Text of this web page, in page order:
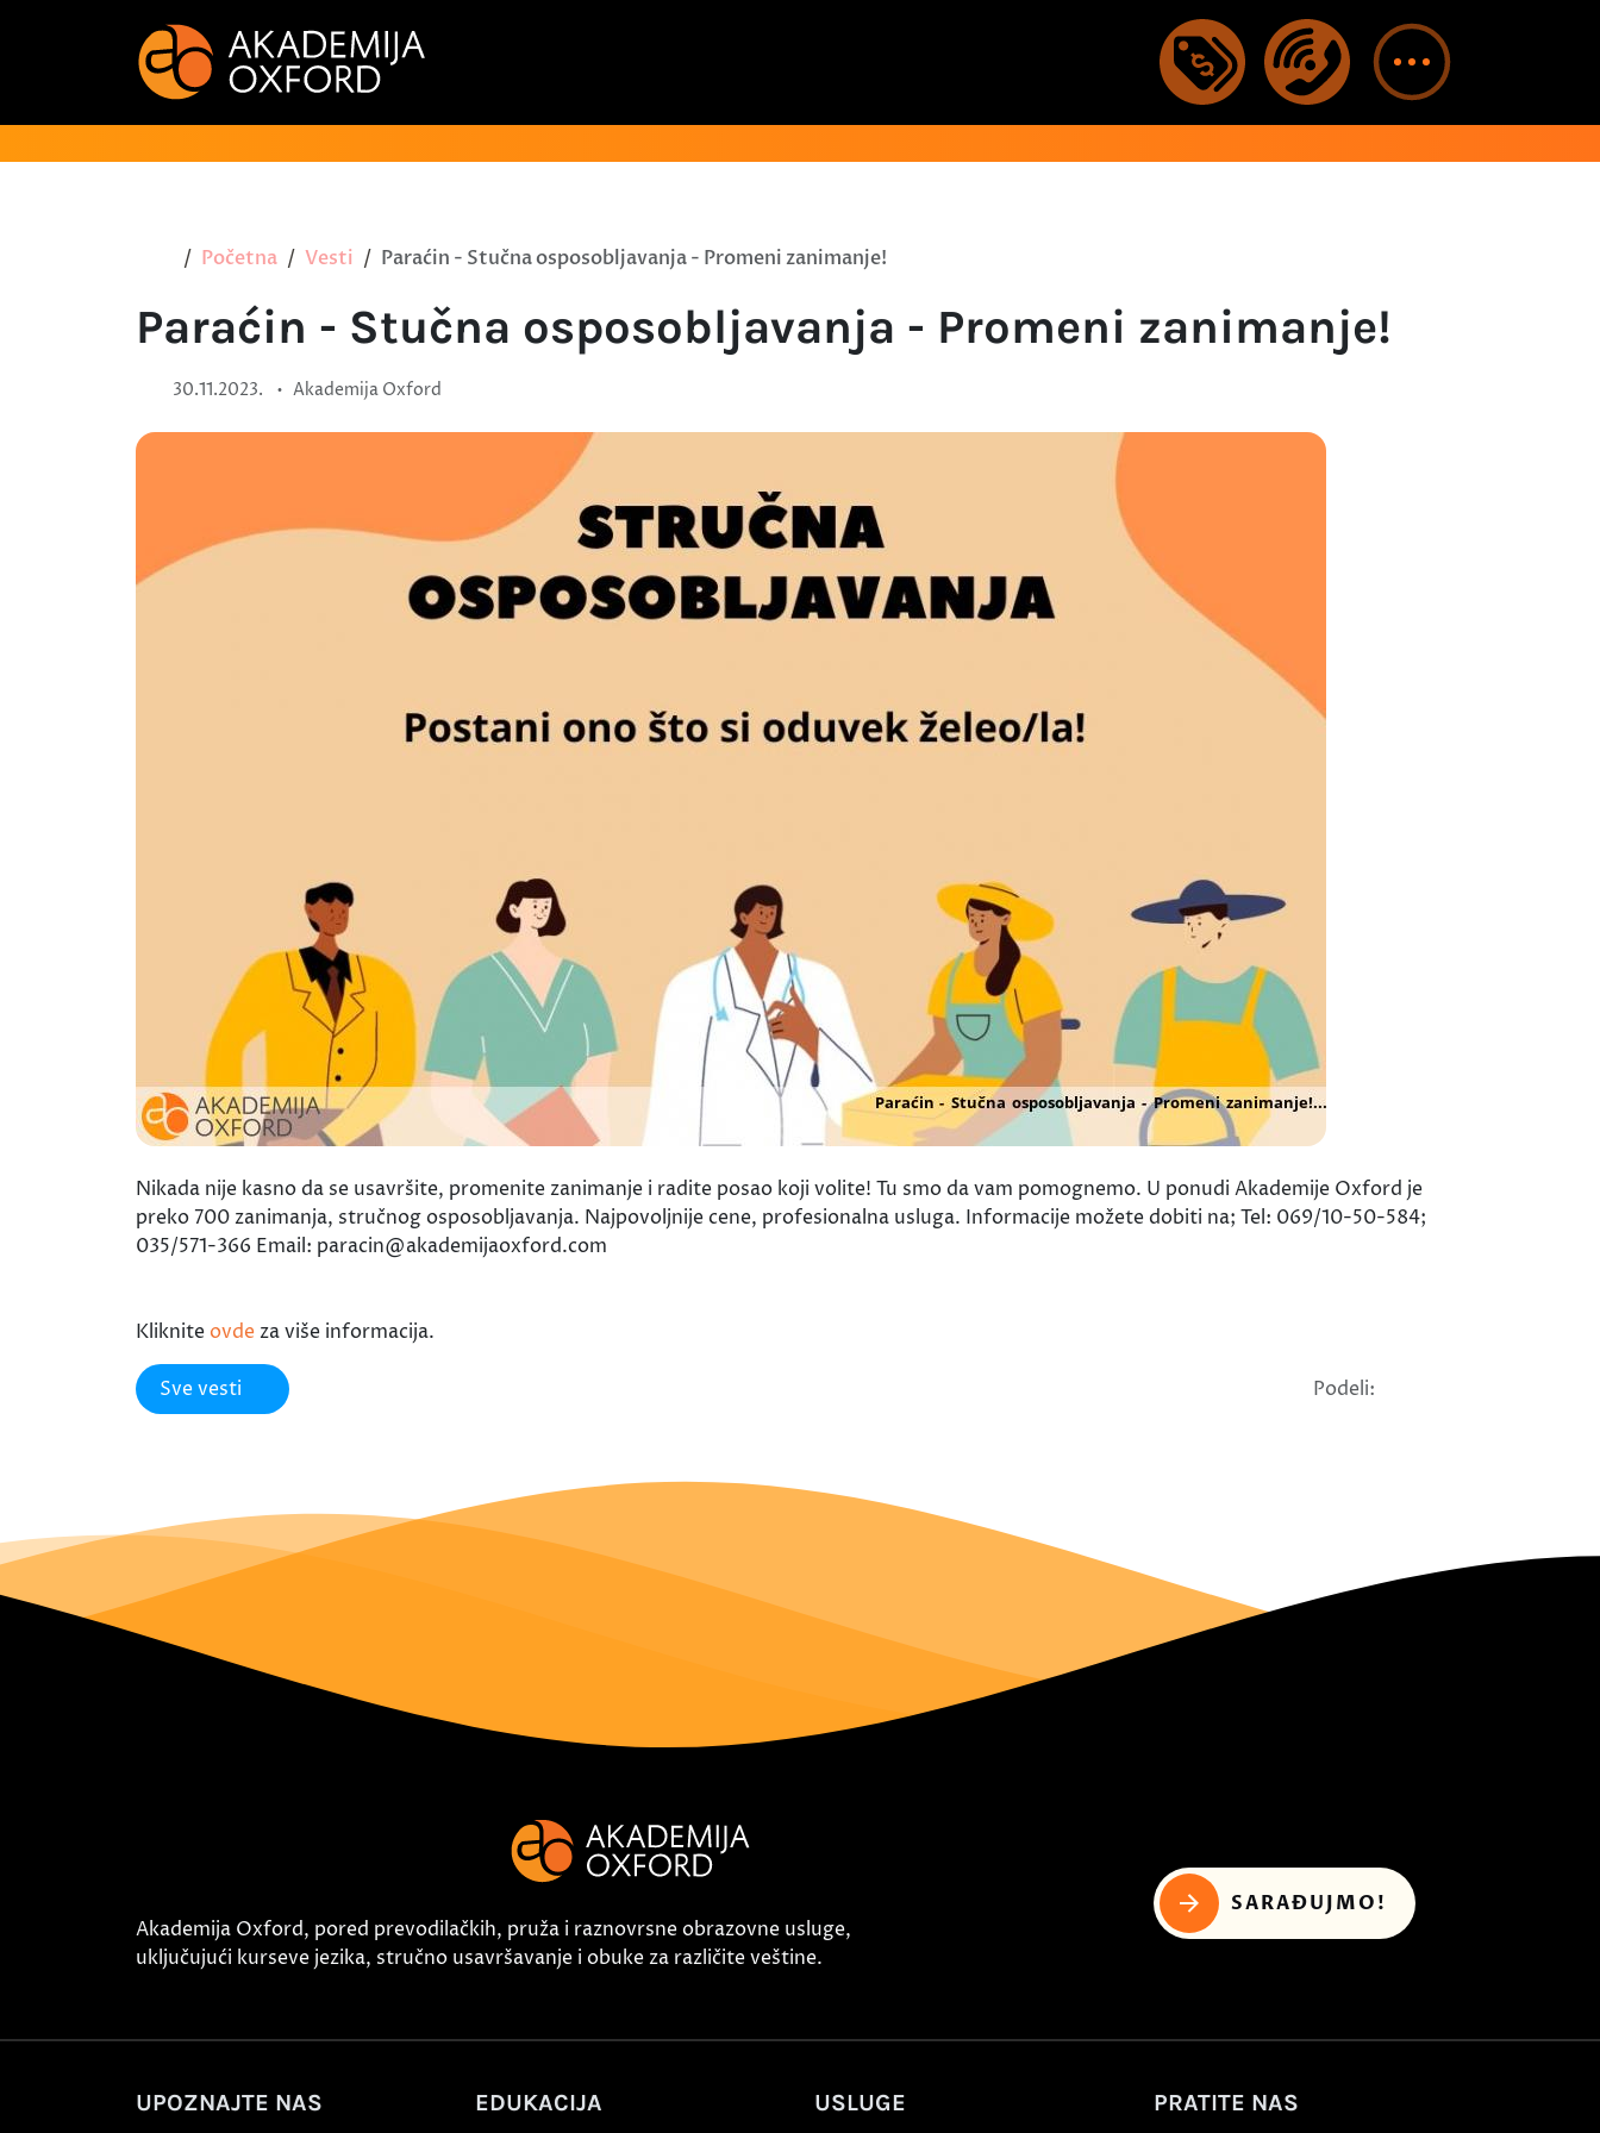
Početna Vesti Paraćin - Stučna osposobljavanja - Promeni zanimanje!
Paraćin - Stučna osposobljavanja - Promeni zanimanje!
30.11.2023. • Akademija Oxford
Nikada nije kasno da se usavršite, promenite zanimanje i radite posao koji volite! Tu smo da vam pomognemo. U ponudi Akademije Oxford je
preko 700 zanimanja, stručnog osposobljavanja. Najpovoljnije cene, profesionalna usluga. Informacije možete dobiti na; Tel: 069/10-50-584;
035/571-366 Email: paracin@akademijaoxford.com
Kliknite ovde za više informacija.
Sve vesti Podeli:
Akademija Oxford, pored prevodilačkih, pruža i raznovrsne obrazovne usluge,
uključujući kurseve jezika, stručno usavršavanje i obuke za različite veštine.
SARAĐUJMO!
UPOZNAJTE NAS EDUKACIJA USLUGE PRATITE NAS